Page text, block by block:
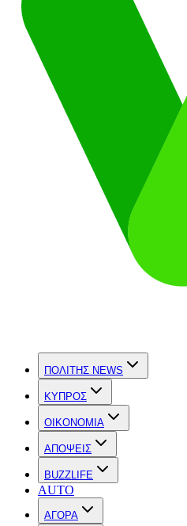
ΠΟΛΙΤΗΣ NEWS
ΚΥΠΡΟΣ
OIKONOMIA
ΑΠΟΨΕΙΣ
BUZZLIFE
AUTO
ΑΓΟΡΑ